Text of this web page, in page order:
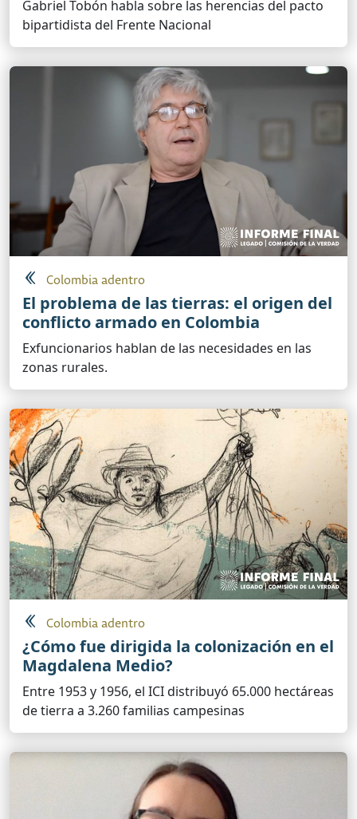
Gabriel Tobón habla sobre las herencias del pacto
bipartidista del Frente Nacional
Colombia adentro
El problema de las tierras: el origen del
conflicto armado en Colombia
Exfuncionarios hablan de las necesidades en las
zonas rurales.
Colombia adentro
¿Cómo fue dirigida la colonización en el
Magdalena Medio?
Entre 1953 y 1956, el ICI distribuyó 65.000 hectáreas
de tierra a 3.260 familias campesinas